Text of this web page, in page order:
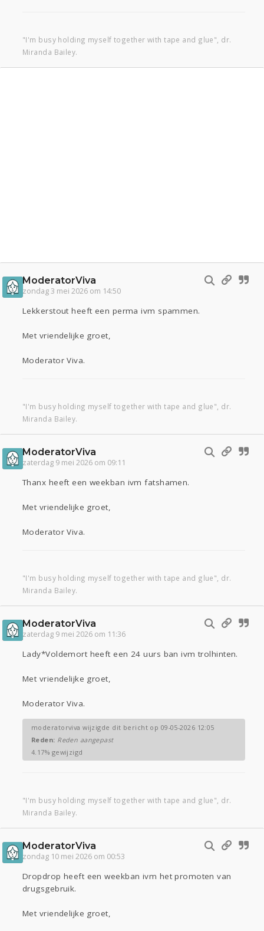
"I'm busy holding myself together with tape and glue", dr.
Miranda Bailey.
ModeratorViva
zondag 3 mei 2026 om 14:50
Lekkerstout heeft een perma ivm spammen.
Met vriendelijke groet,
Moderator Viva.
"I'm busy holding myself together with tape and glue", dr.
Miranda Bailey.
ModeratorViva
zaterdag 9 mei 2026 om 09:11
Thanx heeft een weekban ivm fatshamen.
Met vriendelijke groet,
Moderator Viva.
"I'm busy holding myself together with tape and glue", dr.
Miranda Bailey.
ModeratorViva
zaterdag 9 mei 2026 om 11:36
Lady*Voldemort heeft een 24 uurs ban ivm trolhinten.
Met vriendelijke groet,
Moderator Viva.
moderatorviva wijzigde dit bericht op 09-05-2026 12:05
Reden: Reden aangepast
4.17% gewijzigd
"I'm busy holding myself together with tape and glue", dr.
Miranda Bailey.
ModeratorViva
zondag 10 mei 2026 om 00:53
Dropdrop heeft een weekban ivm het promoten van
drugsgebruik.
Met vriendelijke groet,